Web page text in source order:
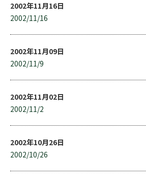
2002年11月16日
2002/11/16
2002年11月09日
2002/11/9
2002年11月02日
2002/11/2
2002年10月26日
2002/10/26